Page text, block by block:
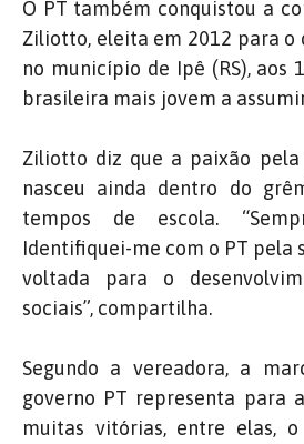
O PT também conquistou a
Ziliotto, eleita em 2012 para o
no município de Ipê (RS), aos
brasileira mais jovem a
Ziliotto diz que a paixão
nasceu ainda dentro do
tempos de escola.
Identifiquei-me com o PT pela
voltada para o
sociais”, compartilha.
Segundo a vereadora, a
governo PT representa para
muitas vitórias, entre elas,